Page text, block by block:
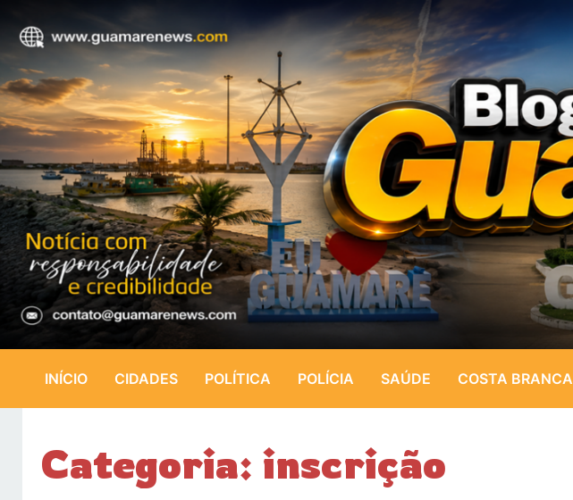
INÍCIO CIDADES POLÍTICA POLÍCIA SAÚDE COSTA BRANCA
Categoria: inscrição